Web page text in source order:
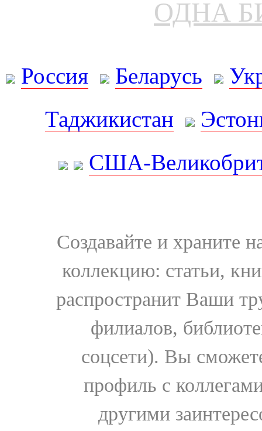
ОДНА
Россия Беларусь
Таджикистан
США-
Создавайте и храните
коллекцию: статьи,
распространит Ваши
филиалов,
соцсети). Вы
профиль с
другими